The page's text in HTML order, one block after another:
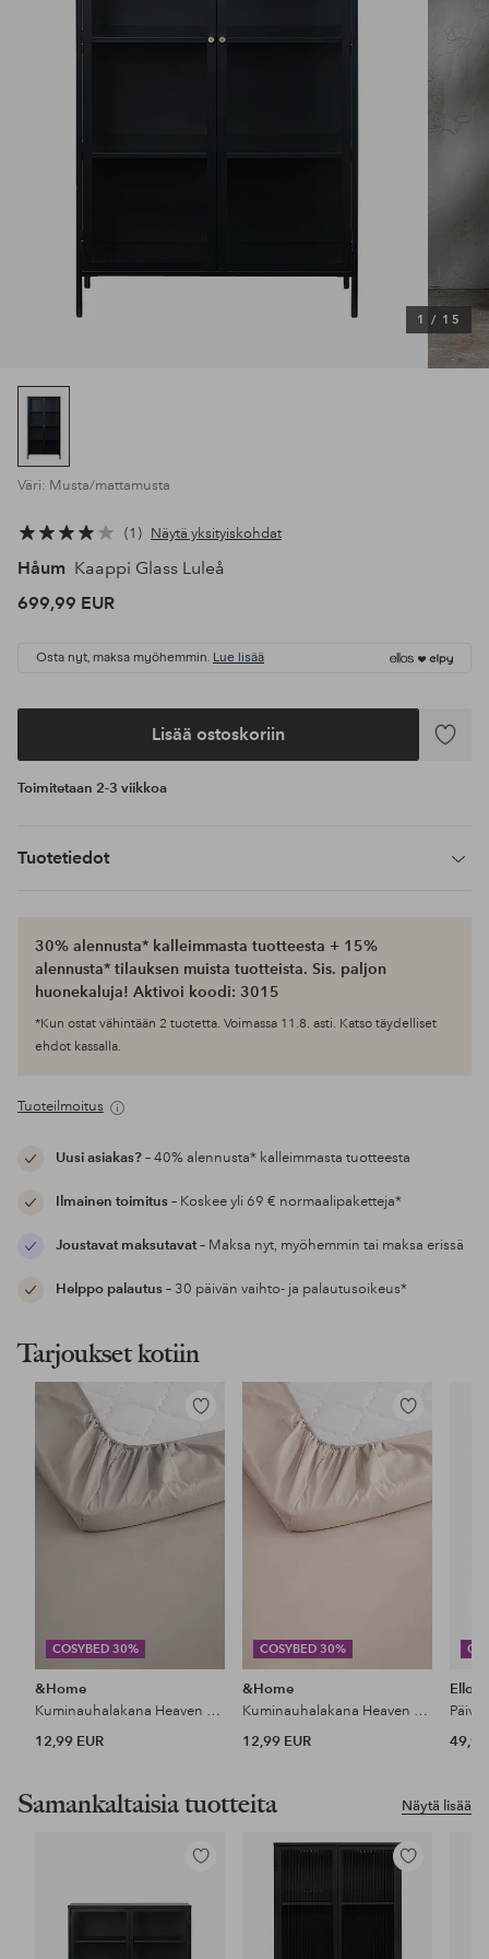
1 / 15
Väri: Musta/mattamusta
1 Näytä yksityiskohdat
Håum Kaappi Glass Luleå
699,99 EUR
Osta nyt, maksa myöhemmin. Lue lisää
Lisää ostoskoriin
Lisää
Toimitetaan 2-3 viikkoa
Tuotetiedot
30% alennusta* kalleimmasta tuotteesta + 15%
alennusta* tilauksen muista tuotteista. Sis. paljon
huonekaluja! Aktivoi koodi: 3015
*Kun ostat vähintään 2 tuotetta. Voimassa 11.8. asti. Katso täydelliset
ehdot kassalla.
Tuoteilmoitus
Uusi asiakas?– 40% alennusta* kalleimmasta tuotteesta
Ilmainen toimitus– Koskee yli 69 € normaalipaketteja*
Joustavat maksutavat– Maksa nyt, myöhemmin tai maksa erissä
Helppo palautus– 30 päivän vaihto- ja palautusoikeus*
Tarjoukset kotiin
COSYBED 30%
Lisää
suosikkeihin
&Home
Kuminauhalakana Heaven puuvillaa
12,99 EUR
COSYBED 30%
Lisää
suosikkeihin
&Home
Kuminauhalakana Heaven puuvillaa
12,99 EUR
Ellos
49,99
Näytä lisää
Samankaltaisia tuotteita
Lisää
Lisää